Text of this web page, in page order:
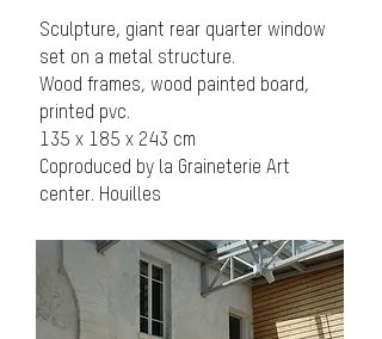
Sculpture, giant rear quarter window
set on a metal structure.
Wood frames, wood painted board,
printed pvc.
135 x 185 x 243 cm
Coproduced by la Graineterie Art
center. Houilles